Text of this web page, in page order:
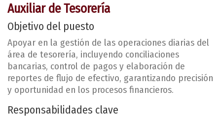
Auxiliar de Tesorería
Objetivo del puesto
Apoyar en la gestión de las operaciones diarias del
área de tesorería, incluyendo conciliaciones
bancarias, control de pagos y elaboración de
reportes de flujo de efectivo, garantizando precisión
y oportunidad en los procesos financieros.
Responsabilidades clave